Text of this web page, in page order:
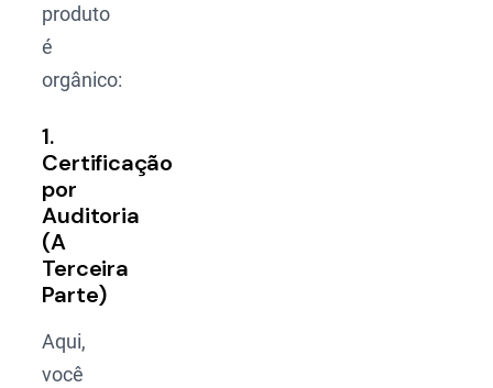
produto
é
orgânico:
1.
Certificação
por
Auditoria
(A
Terceira
Parte)
Aqui,
você